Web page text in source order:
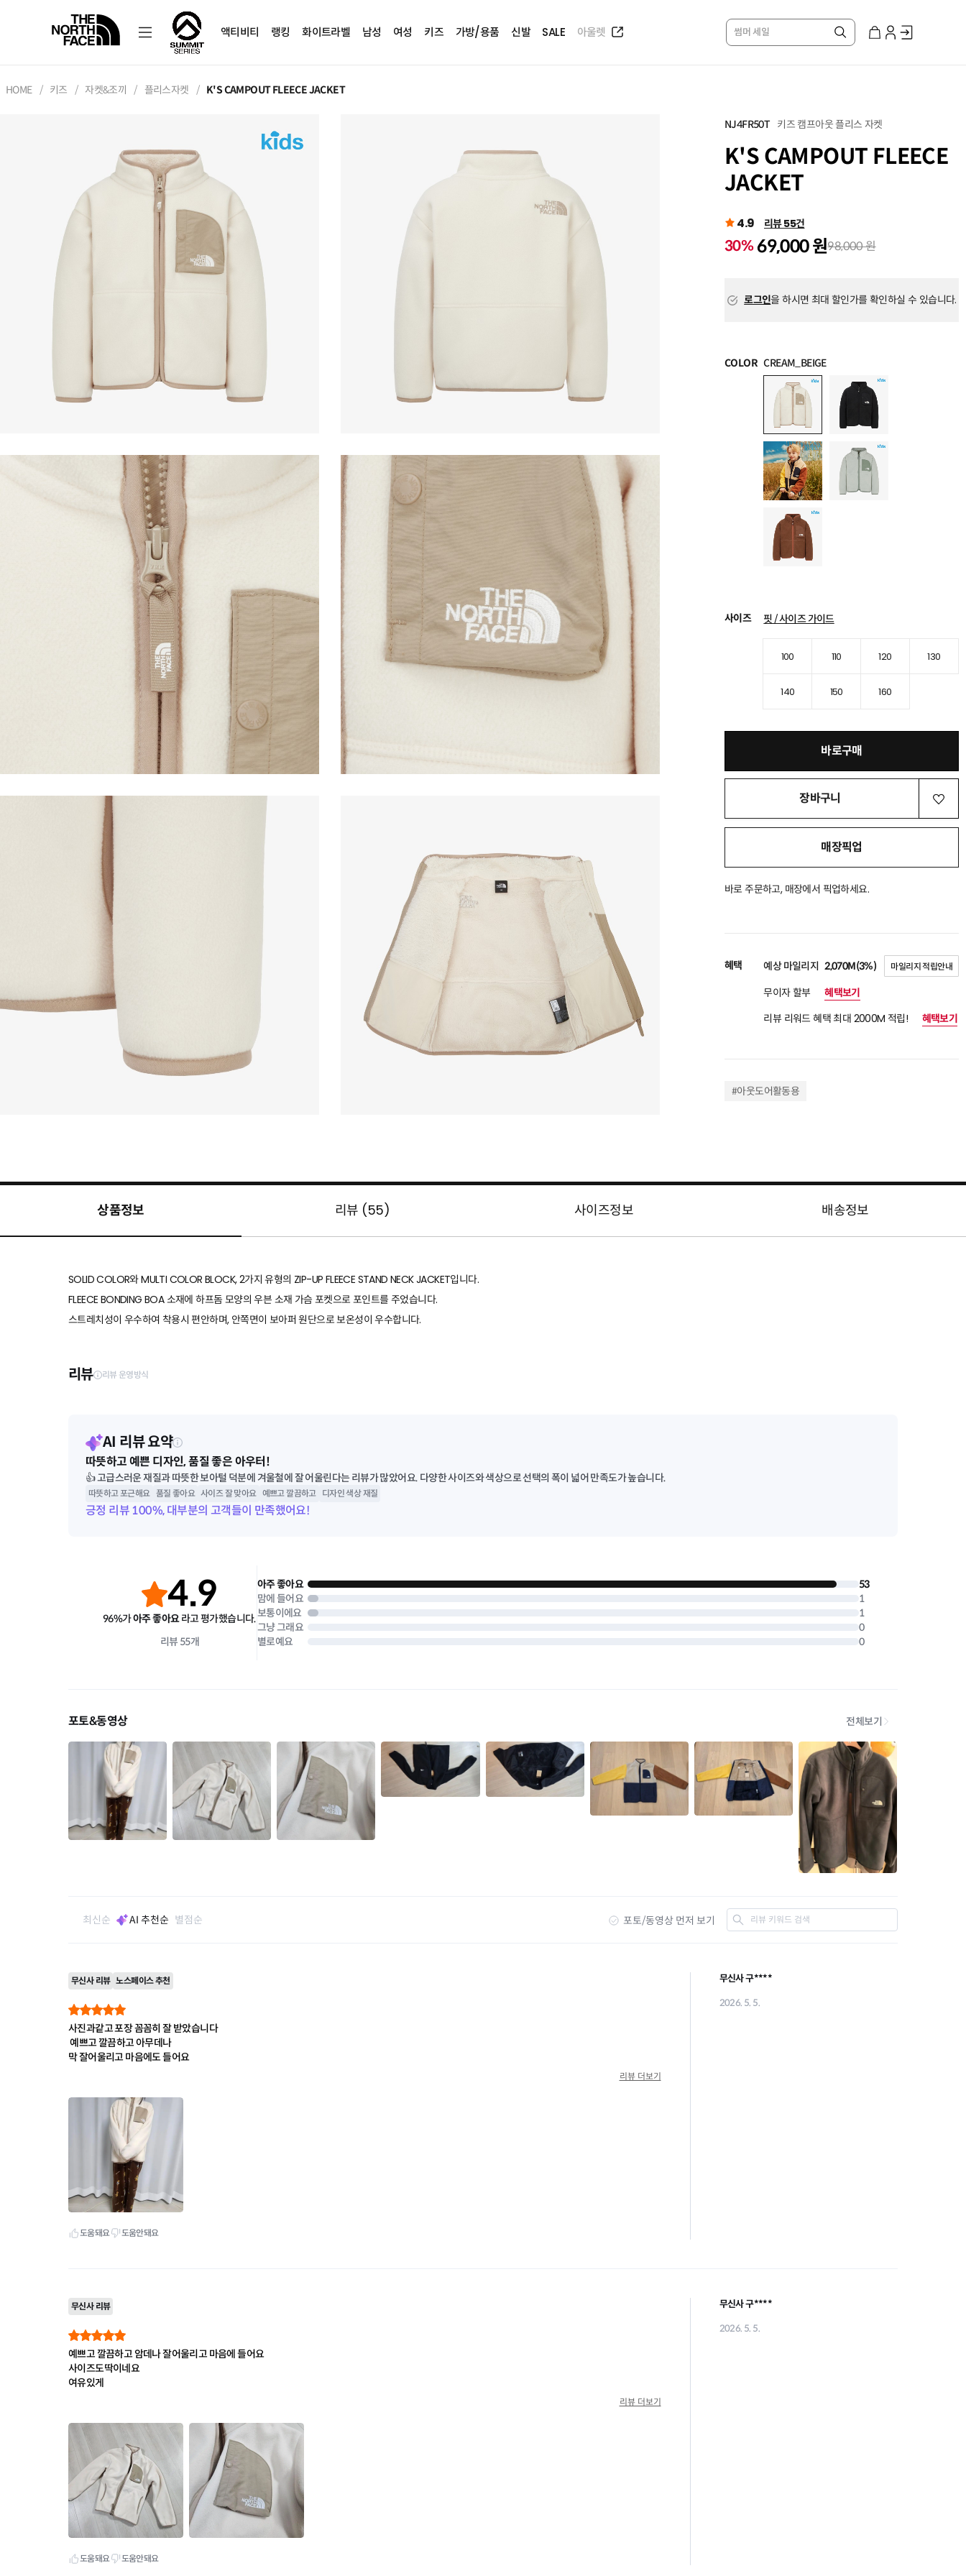
액티비티 랭킹 화이트라벨 남성 여성 키즈 가방/용품 신발 SALE 아울렛 썸머 세일
HOME 키즈 자켓&조끼 플리스자켓 K'S CAMPOUT FLEECE JACKET
NJ4FR50T 키즈 캠프아웃 플리스 자켓
K'S CAMPOUT FLEECE
JACKET
4.9 리뷰 55건
30% 69,000 원98,000 원
로그인을 하시면 최대 할인가를 확인하실 수 있습니다.
COLOR CREAM_BEIGE
사이즈 핏 / 사이즈 가이드
100 110 120 130
140 150 160
바로구매
장바구니
매장픽업
바로 주문하고, 매장에서 픽업하세요.
혜택 예상 마일리지 2,070M(3%) 마일리지 적립안내
무이자 할부
혜택보기
리뷰 리워드 혜택 최대 2000M 적립!
혜택보기
#아웃도어활동용
상품정보 리뷰 (55) 사이즈정보 배송정보
SOLID COLOR와 MULTI COLOR BLOCK, 2가지 유형의 ZIP-UP FLEECE STAND NECK JACKET입니다.
FLEECE BONDING BOA 소재에 하프돔 모양의 우븐 소재 가슴 포켓으로 포인트를 주었습니다.
스트레치성이 우수하여 착용시 편안하며, 안쪽면이 보아퍼 원단으로 보온성이 우수합니다.